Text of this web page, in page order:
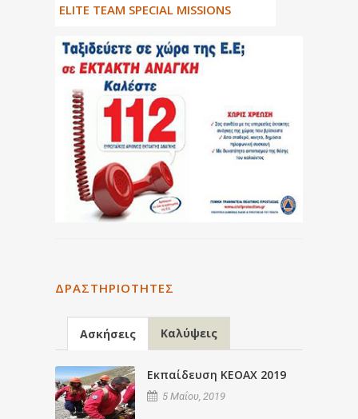
ΕLITE TEAM SPECIAL MISSIONS
ΔΡΑΣΤΗΡΙΌΤΗΤΕΣ
Ασκήσεις Καλύψεις
Εκπαίδευση ΚΕΟΑΧ 2019
5 Μαΐου, 2019